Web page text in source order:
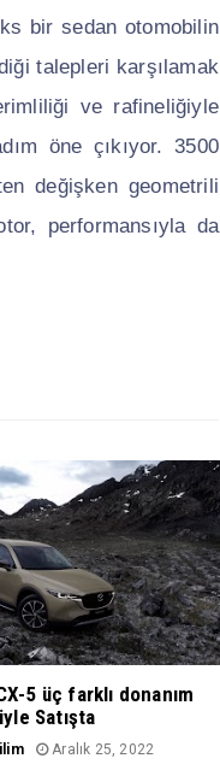
bir sedan otomobilin
talepleri karşılamak
ve rafineliğiyle
öne çıkıyor. 3500
değişken geometrili
performansıyla da
5 üç farklı donanım
Satışta
Aralık 25, 2022